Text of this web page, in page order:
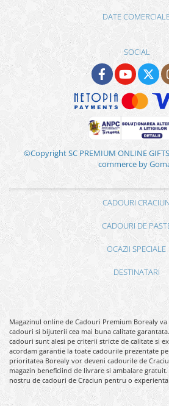
DATE
SOCIAL
©Copyright SC PREMIUM ONLINE
commerce by
CADOURI CRACIUN
CADOURI DE
OCAZII SPECIALE
DESTINATARI
Magazinul online de Cadouri Premium Borealy
cadouri si bijuterii cea mai buna calitate
cadouri sunt alesi pe criterii stricte de calitate si
acordam garantie la toate cadourile prezentate
prioritatea Borealy vor deveni cadourile de
magazin beneficiind de livrare si ambalare
nostru de cadouri de Craciun pentru o